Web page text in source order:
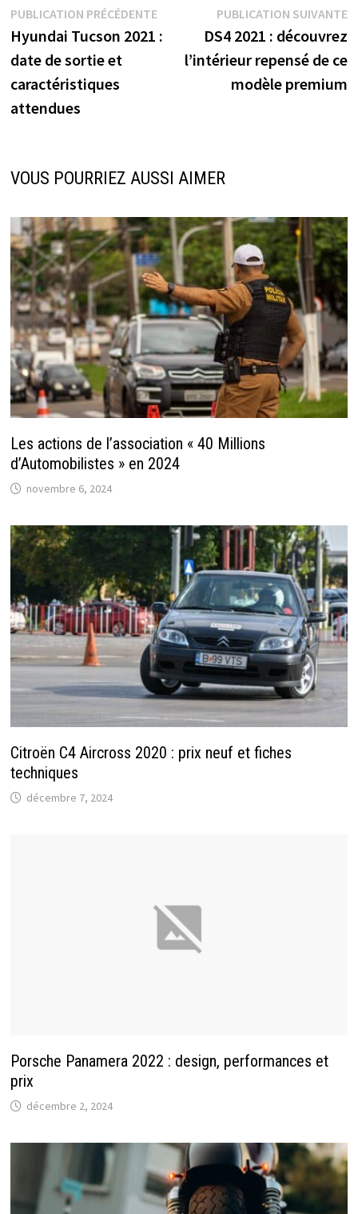
Navigation
de
l’article
PUBLICATION PRÉCÉDENTEPublication
précédente :
Hyundai Tucson 2021 :
date de sortie et
caractéristiques
attendues
PUBLICATION SUIVANTE
DS4 2021 : découvrez
l’intérieur repensé de ce
modèle premium
VOUS POURRIEZ AUSSI AIMER
Les actions de l’association « 40 Millions
d’Automobilistes » en 2024
novembre 6, 2024
Citroën C4 Aircross 2020 : prix neuf et fiches
techniques
décembre 7, 2024
Porsche Panamera 2022 : design, performances et
prix
décembre 2, 2024